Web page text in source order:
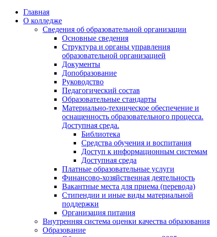
Перейти
содержимому
Главная
О колледже
Сведения об образовательной организации
Основные сведения
Структура и органы управления
образовательной организацией
Документы
Допобразование
Руководство
Педагогический состав
Образовательные стандарты
Материально-техническое обеспечение и
оснащенность образовательного процесса.
Доступная среда.
Библиотека
Средства обучения и воспитания
Доступ к информационным системам
Доступная среда
Платные образовательные услуги
Финансово-хозяйственная деятельность
Вакантные места для приема (перевода)
Стипендии и иные виды материальной
поддержки
Организация питания
Внутренняя система оценки качества образования
Образование